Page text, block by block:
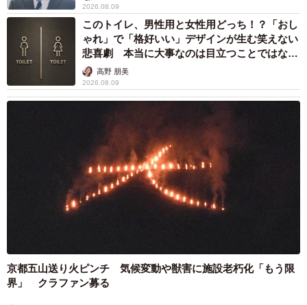
こんなこと、二度目は無いようにしてもらいたいです。
◇ ◇
今回の投稿に、
「働いて所得あるんだからホテル泊まりなさい」
「漫喫、サウナ、ビジホ、男2人どこでも泊まれるとこはあ
る。病気の赤ちゃんがいる家に泊まりに来る神経がわかり
「常識なさすぎて腹立ちますね！！！」
「こういうの不思議なんだけど、友達もよく人様の家に泊
まろうと思うよね」
「面倒かけるやつが言うセリフじゃない」
「バカだんなも家に入れない、友達二匹もばか。鍵かけて
チェーンして着拒否」
2026.08.09
このトイレ、男性用と女性用どっち！？「おし
ゃれ」で「格好いい」デザインが生む笑えない
悲喜劇 本当に大事なのは目立つことではな
く…高野 朋美
2026.08.09
京都五山送り火ピンチ 気候変動や獣害に施設老朽化「もう限
界」 クラファン募る